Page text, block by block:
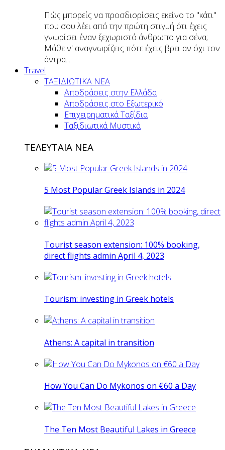
Πώς μπορείς να προσδιορίσεις εκείνο το "κάτι"
που σου λέει από την πρώτη στιγμή ότι έχεις
γνωρίσει έναν ξεχωριστό άνθρωπο για σένα;
Μάθε ν' αναγνωρίζεις πότε έχεις βρει αν όχι τον
άντρα...
Travel
ΤΑΞΙΔΙΩΤΙΚΑ ΝΕΑ
Αποδράσεις στην Ελλάδα
Αποδράσεις στο Εξωτερικό
Επιχειρηματικά Ταξίδια
Ταξιδιωτικά Μυστικά
ΤΕΛΕΥΤΑΙΑ ΝΕΑ
5 Most Popular Greek Islands in 2024
Tourist season extension: 100% booking,
direct flights admin April 4, 2023
Tourism: investing in Greek hotels
Athens: A capital in transition
How You Can Do Mykonos on €60 a Day
The Ten Most Beautiful Lakes in Greece